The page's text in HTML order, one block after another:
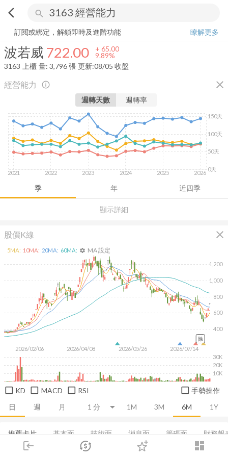
arrow_back_ios search
login dashboard
市場 登入
波若威 722.00+9.89%
訂閱或綁定，解鎖即時及進階功能
瞭解更多
波若威 722.00 + 65.00
9.89%
3163
上櫃 量: 3,796張 更新:08/05 收盤
經營能力 close
顯示詳細
info_outline
季 年 近四季
週轉天數 週轉率
2021 2022 2023 2024 2025 2026
0天
50天
100天
150天
股價K線 close
日 週 月 1M 3M 6M 1Y
2026/02/06 2026/04/08 2026/05/26 2026/07/14
400
600
800
1,000
1,200
10K
20K
30K
5MA: 10MA: 20MA: 60MA: settings MA 設定
除
KD MACD RSI 手勢操作
推薦卡片 基本面 技術面 消息面 籌碼面 財務報
EPS